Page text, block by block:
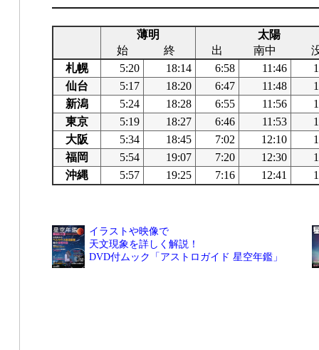
薄明
太陽
始
終 出 南中
札幌
5:20 18:14 6:58 11:46
仙台
5:17 18:20 6:47 11:48
新潟
5:24 18:28 6:55 11:56
東京
5:19 18:27 6:46 11:53
大阪
5:34 18:45 7:02 12:10
福岡
5:54 19:07 7:20 12:30
沖縄
5:57 19:25 7:16 12:41
イラストや映像で
天文現象を詳しく解説！
DVD付ムック「アストロガイド 星空年鑑」